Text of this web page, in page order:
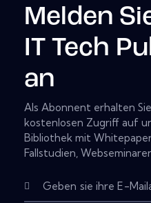
Melden
IT Tech
an
Als Abonnent erhalten
kostenlosen Zugriff auf
Bibliothek mit
Fallstudien,